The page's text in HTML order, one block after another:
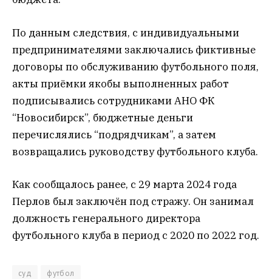
По данным следствия, с индивидуальными
предпринимателями заключались фиктивные
договоры по обслуживанию футбольного поля,
акты приёмки якобы выполненных работ
подписывались сотрудниками АНО ФК
“Новосибирск”, бюджетные деньги
перечислялись “подрядчикам”, а затем
возвращались руководству футбольного клуба.
Как сообщалось ранее, с 29 марта 2024 года
Перлов был заключён под стражу. Он занимал
должность генерального директора
футбольного клуба в период с 2020 по 2022 год.
суд футбол